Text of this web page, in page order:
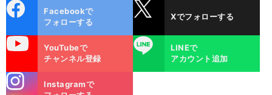
ok
Facebookで
フォローする
Xでフォローする
YouTubeで
チャンネル登録
LINE
LINEで
アカウント追加
m
Instagramで